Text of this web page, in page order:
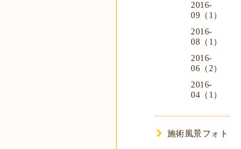
2016-
09（1）
2016-
08（1）
2016-
06（2）
2016-
04（1）
施術風景フォト